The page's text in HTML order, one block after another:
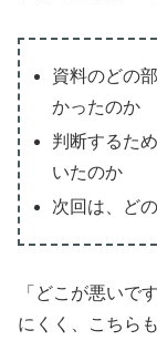
資料のどの
かったのか
判断するた
いたのか
次回は、ど
「どこが悪いで
にくく、こちら